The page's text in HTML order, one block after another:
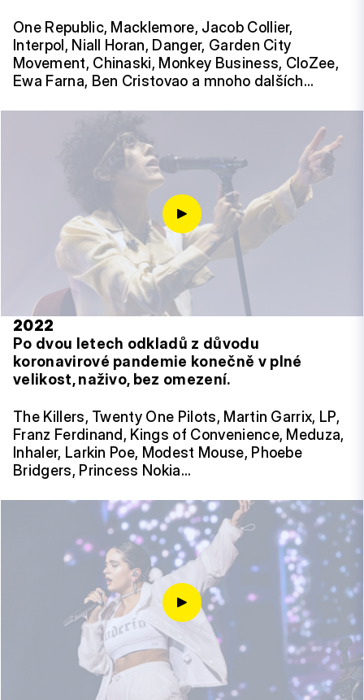
One Republic, Macklemore, Jacob Collier,
Interpol, Niall Horan, Danger, Garden City
Movement, Chinaski, Monkey Business, CloZee,
Ewa Farna, Ben Cristovao a mnoho dalších…
2022
Po dvou letech odkladů z důvodu
koronavirové pandemie konečně v plné
velikost, naživo, bez omezení.
The Killers, Twenty One Pilots, Martin Garrix, LP,
Franz Ferdinand, Kings of Convenience, Meduza,
Inhaler, Larkin Poe, Modest Mouse, Phoebe
Bridgers, Princess Nokia…